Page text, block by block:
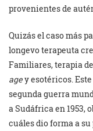
provenientes de
Quizás el caso más
longevo terapeuta
Familiares, terapia
agey esotéricos.
segunda guerra
a Sudáfrica en 1953,
cuáles dio forma a